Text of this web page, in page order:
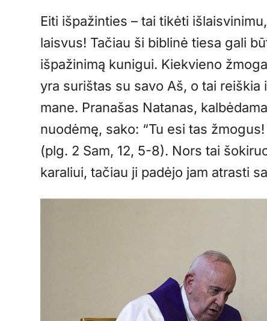
Eiti išpažinties – tai tikėti
laisvus! Tačiau ši biblinė tiesa gali
išpažinimą kunigui. Kiekvieno
yra surištas su savo Aš, o tai
mane. Pranašas Natanas,
nuodėmę, sako: “Tu esi tas
(plg. 2 Sam, 12, 5-8). Nors tai
karaliui, tačiau ji padėjo jam atrasti